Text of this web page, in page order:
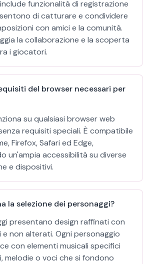
funzionalità di registrazione
di catturare e condividere
con amici e la comunità.
la collaborazione e la scoperta
i giocatori.
del browser necessari per
su qualsiasi browser web
requisiti speciali. È compatibile
Firefox, Safari ed Edge,
un'ampia accessibilità su diverse
e dispositivi.
la selezione dei personaggi?
presentano design raffinati con
e non alterati. Ogni personaggio
con elementi musicali specifici
melodie o voci che si fondono